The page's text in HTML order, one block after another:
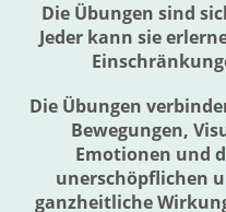
Die Übungen sind
Jeder kann sie
Die Übungen
Bewegungen,
Emotionen und
unerschöpflichen
ganzheitliche